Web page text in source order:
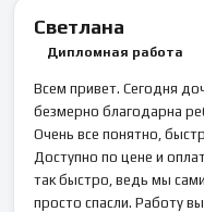
Светлана
Дипломная работа
Всем привет. Сегодня
безмерно благодарна
Очень все понятно,
Доступно по цене и
так быстро, ведь мы
просто спасли. Работу